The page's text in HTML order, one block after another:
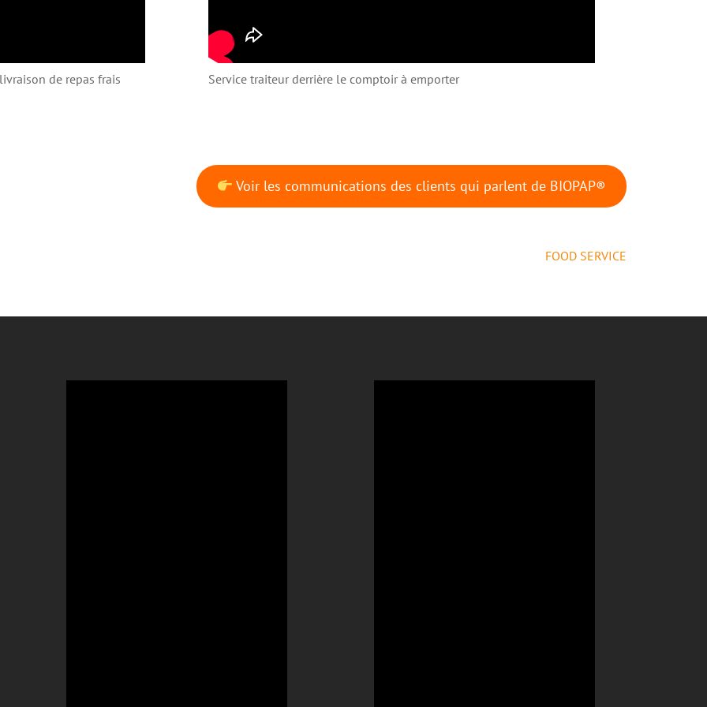
de repas frais
Service traiteur derrière le comptoir à emporter
Voir les communications des clients qui parlent de BIOPAP®
FOOD SERVICE